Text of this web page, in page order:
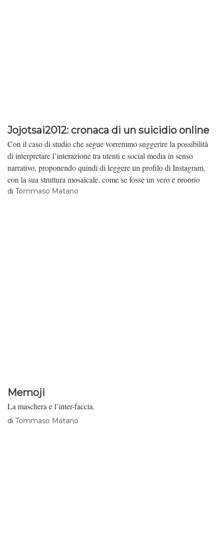
Jojotsai2012: cronaca di un suicidio online
Con il caso di studio che segue vorremmo suggerire la possibilità
di interpretare l’interazione tra utenti e social media in senso
narrativo, proponendo quindi di leggere un profilo di Instagram,
con la sua struttura mosaicale, come se fosse un vero e proprio
racconto lineare.
di Tommaso Matano
Memoji
La maschera e l’inter-faccia.
di Tommaso Matano